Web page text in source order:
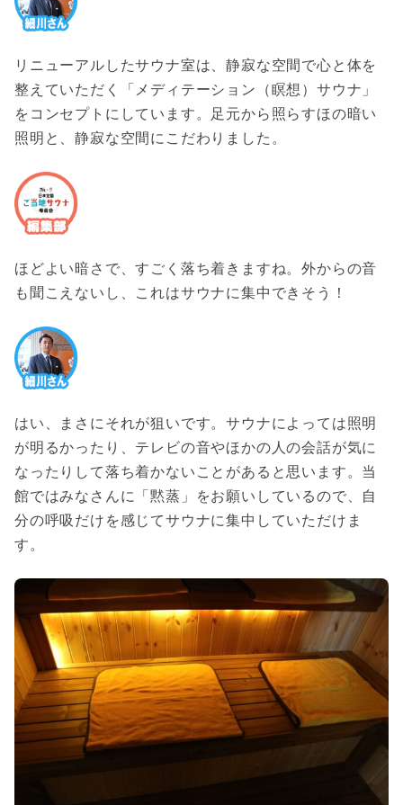
リニューアルしたサウナ室は、静寂な空間で心と体を
整えていただく「メディテーション（瞑想）サウナ」
をコンセプトにしています。足元から照らすほの暗い
照明と、静寂な空間にこだわりました。
ほどよい暗さで、すごく落ち着きますね。外からの音
も聞こえないし、これはサウナに集中できそう！
はい、まさにそれが狙いです。サウナによっては照明
が明るかったり、テレビの音やほかの人の会話が気に
なったりして落ち着かないことがあると思います。当
館ではみなさんに「黙蒸」をお願いしているので、自
分の呼吸だけを感じてサウナに集中していただけま
す。